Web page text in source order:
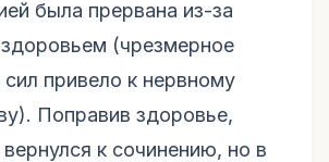
была прервана из-за
(чрезмерное
привело к нервному
Поправив здоровье,
к сочинению, но в